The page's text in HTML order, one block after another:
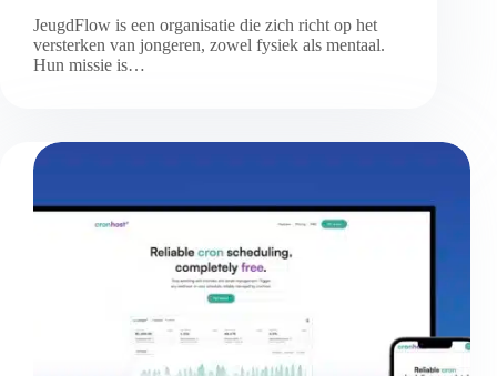
JeugdFlow is een organisatie die zich richt op het
versterken van jongeren, zowel fysiek als mentaal.
Hun missie is…